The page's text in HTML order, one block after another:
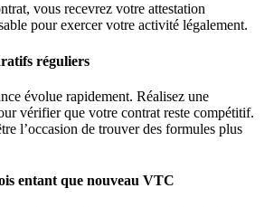
vous recevrez votre attestation
pour exercer votre activité légalement.
réguliers
évolue rapidement. Réalisez une
vérifier que votre contrat reste compétitif.
l’occasion de trouver des formules plus
entant que nouveau VTC